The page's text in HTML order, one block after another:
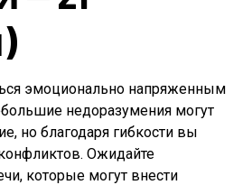
эмоционально напряженным
недоразумения могут
но благодаря гибкости вы
Ожидайте
которые могут внести